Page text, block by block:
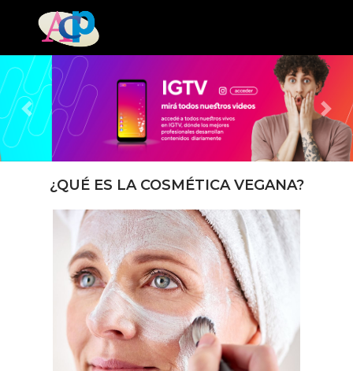
Previous Next
¿QUÉ ES LA COSMÉTICA VEGANA?